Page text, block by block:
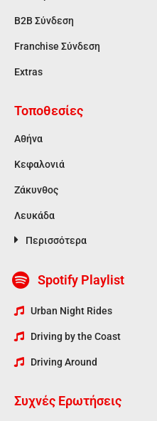
Β2Β Σύνδεση
Franchise Σύνδεση
Extras
Τοποθεσίες
Αθήνα
Κεφαλονιά
Ζάκυνθος
Λευκάδα
Περισσότερα
Spotify Playlist
Urban Night Rides
Driving by the Coast
Driving Around
Συχνές Ερωτήσεις